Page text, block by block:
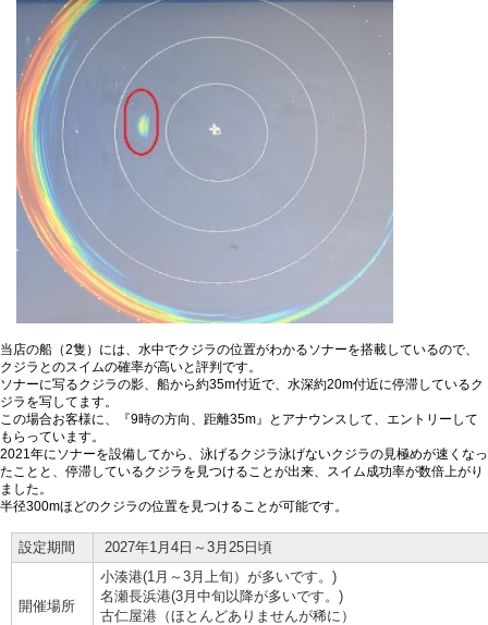
当店の船（2隻）には、水中でクジラの位置がわかるソナーを搭載しているので、
クジラとのスイムの確率が高いと評判です。
ソナーに写るクジラの影、船から約35m付近で、水深約20m付近に停滞しているク
ジラを写してます。
この場合お客様に、『9時の方向、距離35m』とアナウンスして、エントリーして
もらっています。
2021年にソナーを設備してから、泳げるクジラ泳げないクジラの見極めが速くなっ
たことと、停滞しているクジラを見つけることが出来、スイム成功率が数倍上がり
ました。
半径300mほどのクジラの位置を見つけることが可能です。
設定期間 2027年1月4日～3月25日頃
開催場所
小湊港(1月～3月上旬）が多いです。)
名瀬長浜港(3月中旬以降が多いです。)
古仁屋港（ほとんどありませんが稀に）